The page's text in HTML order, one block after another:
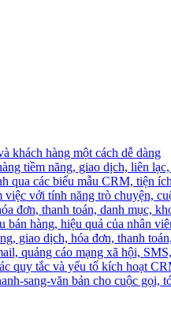
khách hàng một cách dễ dàng
tiềm năng, giao dịch, liên
qua các biểu mẫu CRM, tiện
việc với tính năng trò chuyện,
đơn, thanh toán, danh mục,
bán hàng, hiệu quả của nhân
giao dịch, hóa đơn, thanh
quảng cáo mạng xã hội,
quy tắc và yếu tố kích hoạt
sang-văn bản cho cuộc gọi,